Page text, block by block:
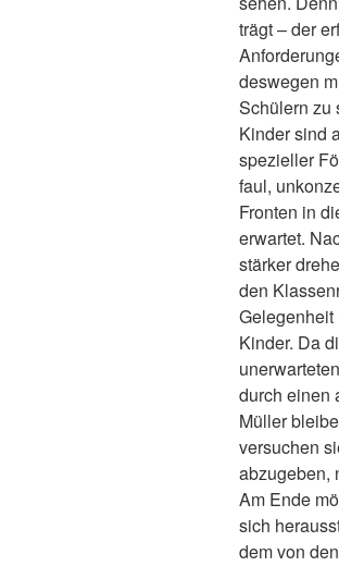
trägt – der
deswegen
Schülern zu
Kinder sind
spezieller
faul,
Fronten in
erwartet.
stärker
den
Kinder. Da
durch einen
Müller
versuchen
abzugeben,
Am Ende
sich
dem von